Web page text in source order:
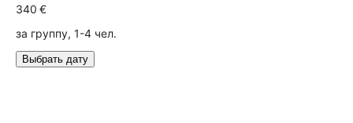
340 €
за группу, 1-4 чел.
Выбрать дату